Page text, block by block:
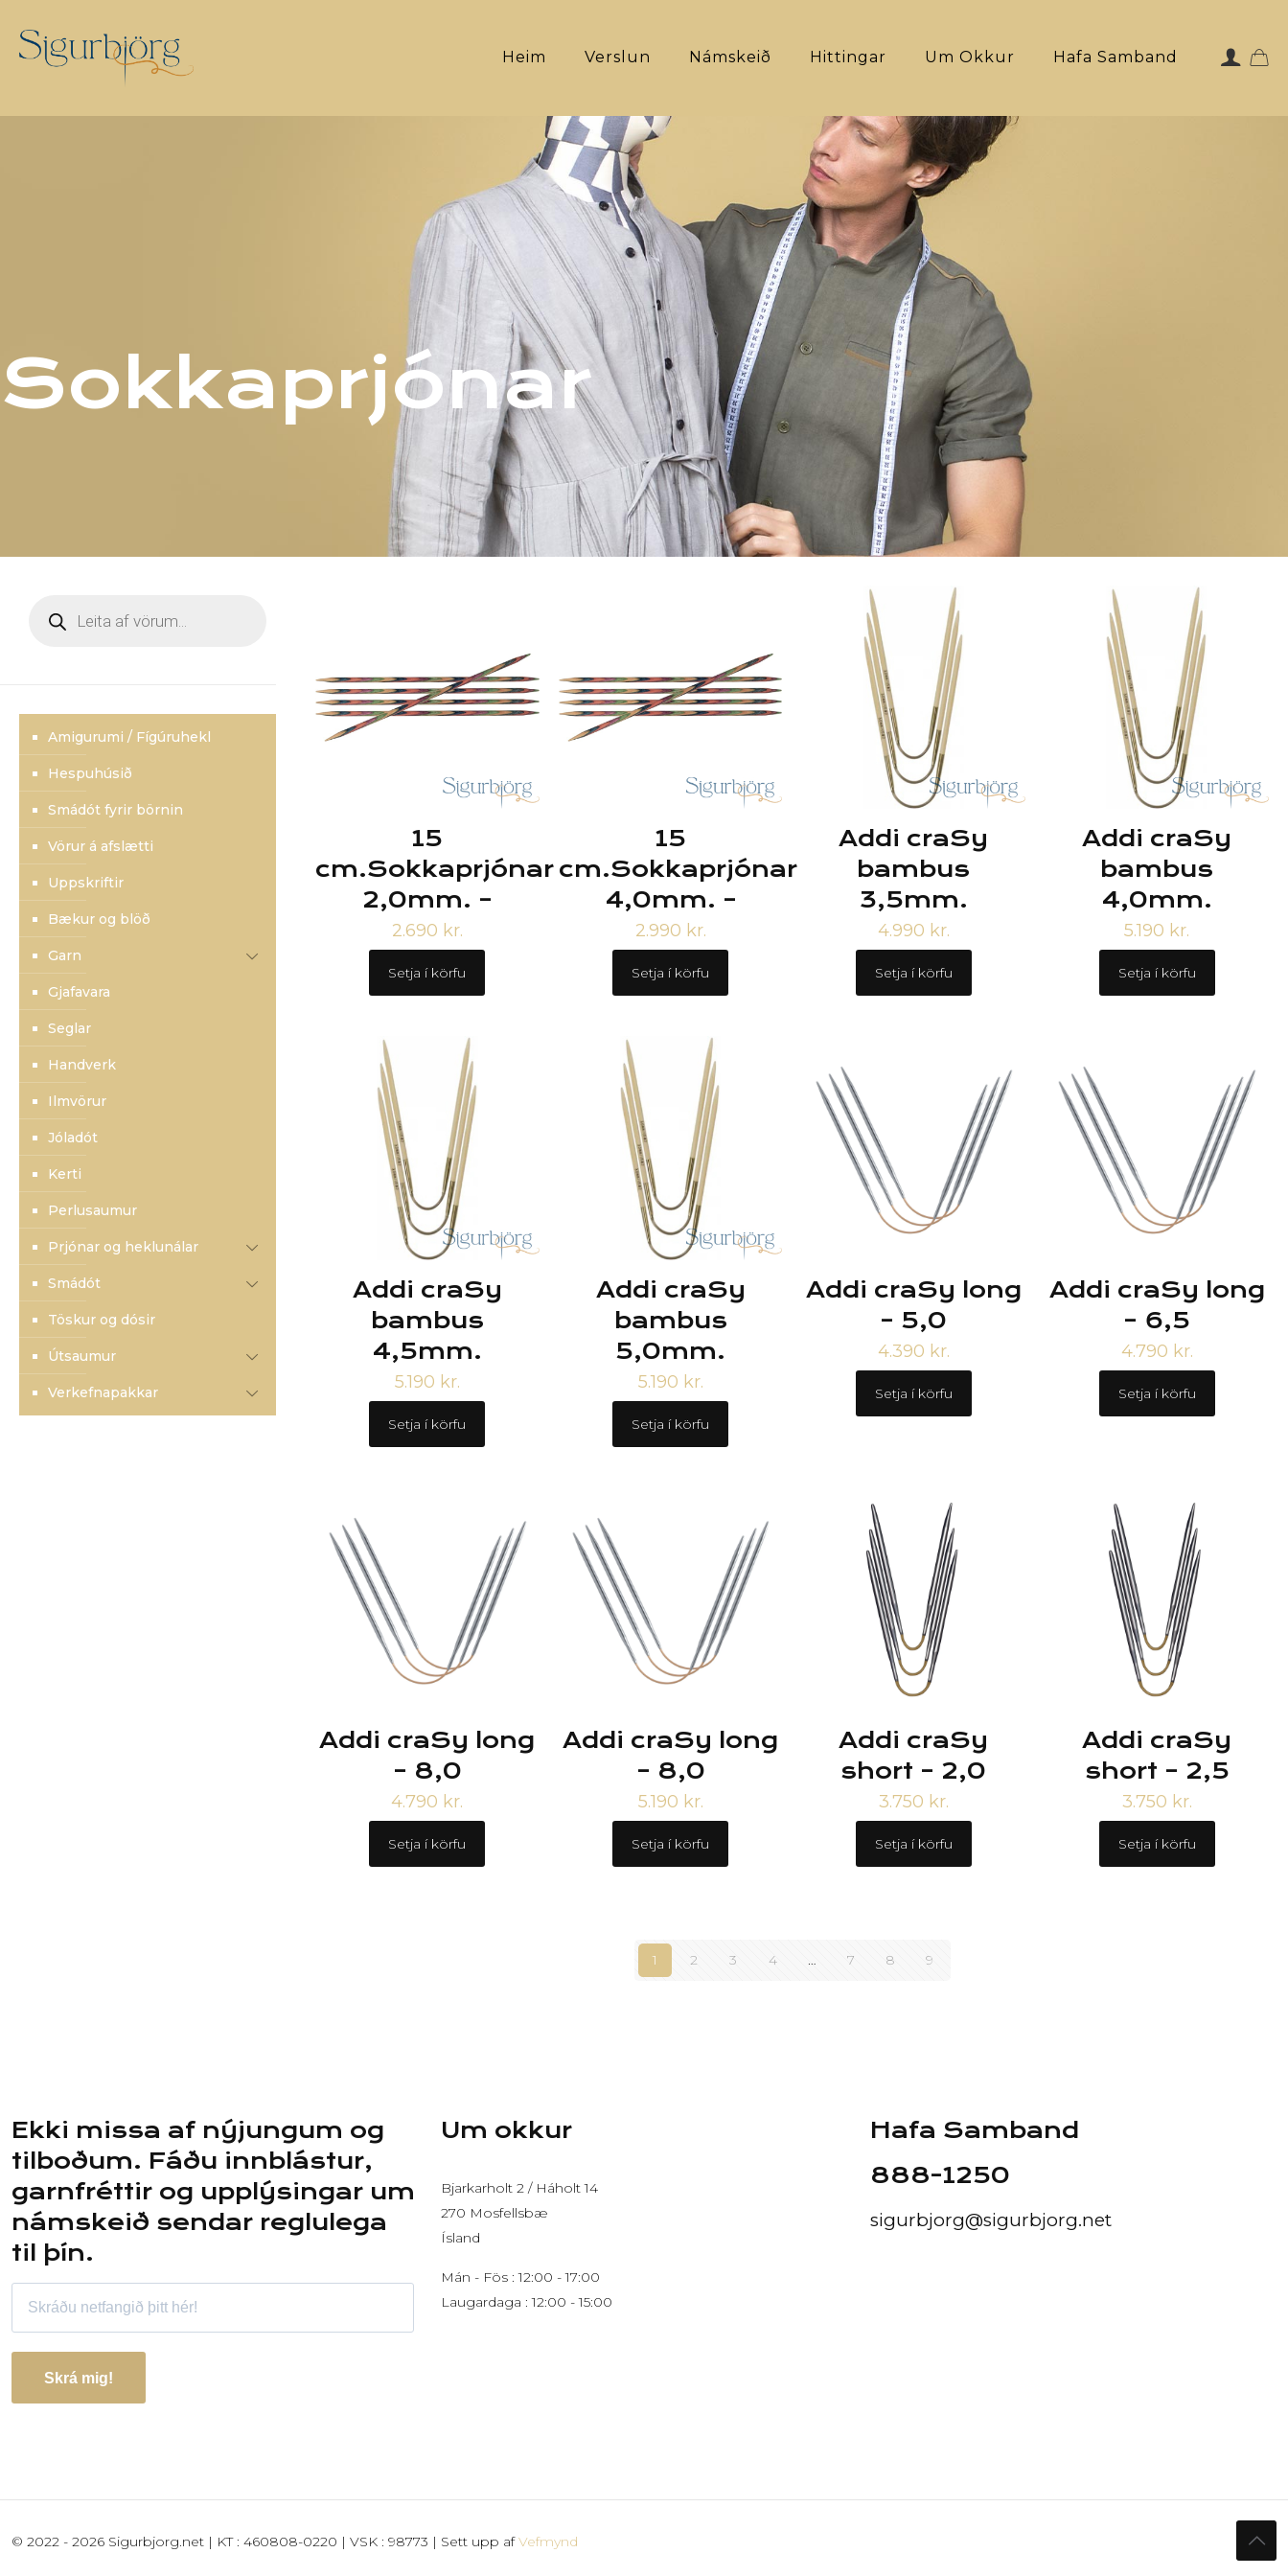
Heim Verslun Námskeið Hittingar Um Okkur Hafa Samband
Sokkaprjónar
15
cm.Sokkaprjónar
2,0mm. –
2.690 kr.
Setja í körfu
15
cm.Sokkaprjónar
4,0mm. –
2.990 kr.
Setja í körfu
Addi craSy
bambus
3,5mm.
4.990 kr.
Setja í körfu
Addi craSy
bambus
4,0mm.
5.190 kr.
Setja í körfu
Addi craSy
bambus
4,5mm.
5.190 kr.
Setja í körfu
Addi craSy
bambus
5,0mm.
5.190 kr.
Setja í körfu
Addi craSy long
– 5,0
4.390 kr.
Setja í körfu
Addi craSy long
– 6,5
4.790 kr.
Setja í körfu
Addi craSy long
– 8,0
4.790 kr.
Setja í körfu
Addi craSy long
– 8,0
5.190 kr.
Setja í körfu
Addi craSy
short – 2,0
3.750 kr.
Setja í körfu
Addi craSy
short – 2,5
3.750 kr.
Setja í körfu
1 2 3 4 … 7 8 9
search
Amigurumi / Fígúruhekl
Hespuhúsið
Smádót fyrir börnin
Vörur á afslætti
Uppskriftir
Bækur og blöð
Garn
Gjafavara
Seglar
Handverk
Ilmvörur
Jóladót
Kerti
Perlusaumur
Prjónar og heklunálar
Smádót
Töskur og dósir
Útsaumur
Verkefnapakkar
Ekki missa af nýjungum og
tilboðum. Fáðu innblástur,
garnfréttir og upplýsingar um
námskeið sendar reglulega
til þín.
Skrá mig!
Um okkur
Bjarkarholt 2 / Háholt 14
270 Mosfellsbæ
Ísland
Mán - Fös : 12:00 - 17:00
Laugardaga : 12:00 - 15:00
Hafa Samband
888-1250
sigurbjorg@sigurbjorg.net
© 2022 - 2026 Sigurbjorg.net | KT : 460808-0220 | VSK : 98773 | Sett upp afVefmynd